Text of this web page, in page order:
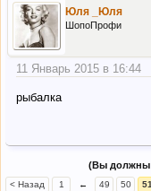
Юля _Юля
ШопоПрофи
11 Январь 2015 в 16:44
рыбалка
(Вы должны
< Назад 1 ← 49 50